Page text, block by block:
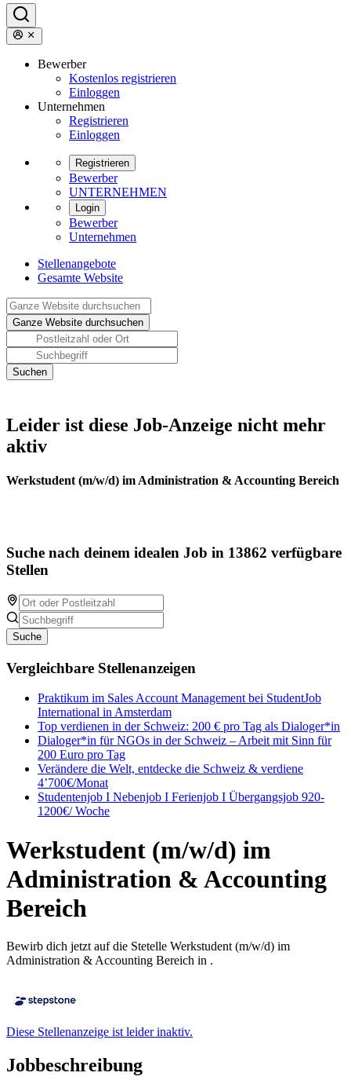
Bewerber
Kostenlos registrieren
Einloggen
Unternehmen
Registrieren
Einloggen
Registrieren
Bewerber
UNTERNEHMEN
Login
Bewerber
Unternehmen
Stellenangebote
Gesamte Website
Leider ist diese Job-Anzeige nicht mehr
aktiv
Werkstudent (m/w/d) im Administration & Accounting Bereich
Suche nach deinem idealen Job in 13862 verfügbare
Stellen
Suche
Vergleichbare Stellenanzeigen
Praktikum im Sales Account Management bei StudentJob
International in Amsterdam
Top verdienen in der Schweiz: 200 € pro Tag als Dialoger*in
Dialoger*in für NGOs in der Schweiz – Arbeit mit Sinn für
200 Euro pro Tag
Verändere die Welt, entdecke die Schweiz & verdiene
4’700€/Monat
Studentenjob I Nebenjob I Ferienjob I Übergangsjob 920-
1200€/ Woche
Werkstudent (m/w/d) im
Administration & Accounting
Bereich
Bewirb dich jetzt auf die Stetelle Werkstudent (m/w/d) im
Administration & Accounting Bereich in .
Diese Stellenanzeige ist leider inaktiv.
Jobbeschreibung